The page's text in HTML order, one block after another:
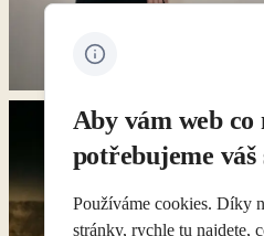
Aby vám web co
potřebujeme váš
Používáme cookies. Díky
stránky, rychle tu najdete,